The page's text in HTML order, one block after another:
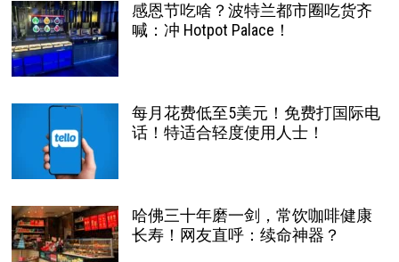
感恩节吃啥？波特兰都市圈吃货齐
喊：冲 Hotpot Palace！
每月花费低至5美元！免费打国际电
话！特适合轻度使用人士！
哈佛三十年磨一剑，常饮咖啡健康
长寿！网友直呼：续命神器？